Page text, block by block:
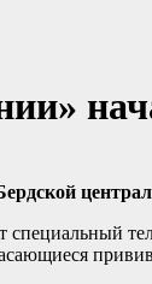
специальный